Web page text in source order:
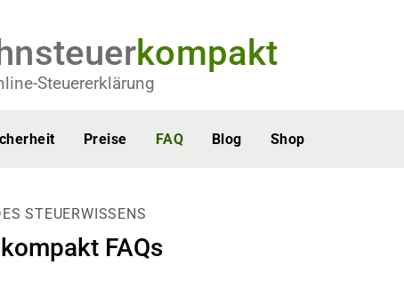
kompakt
Steuererklärung
Preise FAQ Blog Shop
STEUERWISSENS
FAQs